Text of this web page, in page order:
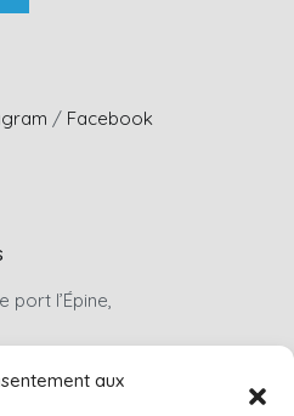
aux
/ Facebook
port l’Épine,